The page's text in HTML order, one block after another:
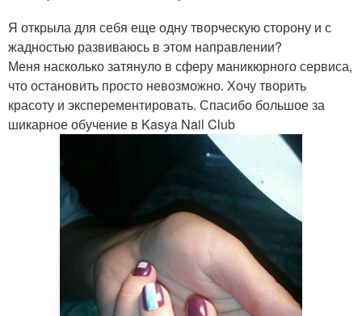
Я открыла для себя еще одну творческую сторону и с
жадностью развиваюсь в этом направлении?
Меня насколько затянуло в сферу маникюрного сервиса,
что остановить просто невозможно. Хочу творить
красоту и эксперементировать. Спасибо большое за
шикарное обучение в Kasya Nail Club